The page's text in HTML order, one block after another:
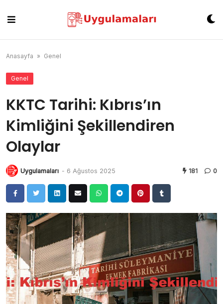
content
Anasayfa » Genel
Genel
KKTC Tarihi: Kıbrıs’ın
Kimliğini Şekillendiren
Olaylar
Uygulamaları - 6 Ağustos 2025 181 0